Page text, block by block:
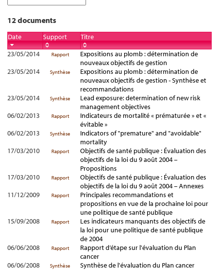
12 documents
Date Support
Titre
23/05/2014
Rapport
Expositions au plomb : détermination de
nouveaux objectifs de gestion
23/05/2014
Synthèse
Expositions au plomb : détermination de
nouveaux objectifs de gestion - Synthèse et
recommandations
23/05/2014
Synthèse
Lead exposure: determination of new risk
management objectives
06/02/2013
Rapport
Indicateurs de mortalité « prématurée » et «
évitable »
06/02/2013
Synthèse
Indicators of "premature" and "avoidable"
mortality
17/03/2010
Rapport
Objectifs de santé publique : Évaluation des
objectifs de la loi du 9 août 2004 –
Propositions
17/03/2010
Rapport
Objectifs de santé publique : Évaluation des
objectifs de la loi du 9 août 2004 – Annexes
11/12/2009
Rapport
Principales recommandations et
propositions en vue de la prochaine loi pour
une politique de santé publique
15/09/2008
Rapport
Les indicateurs manquants des objectifs de
la loi pour une politique de santé publique
de 2004
06/06/2008
Rapport
Rapport d’étape sur l'évaluation du Plan
cancer
06/06/2008
Synthèse
Synthèse de l'évaluation du Plan cancer